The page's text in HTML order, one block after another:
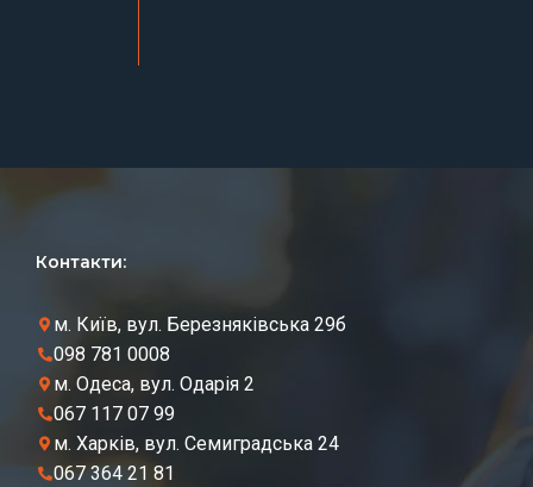
Контакти:
м. Київ, вул. Березняківська 29б
098 781 0008
м. Одеса, вул. Одарія 2
067 117 07 99
м. Харків, вул. Семиградська 24
067 364 21 81